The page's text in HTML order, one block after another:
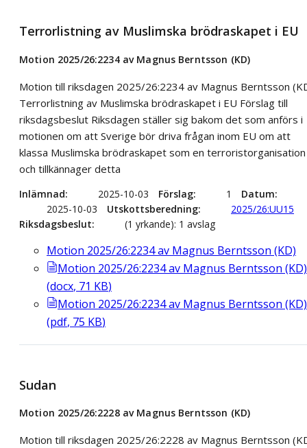
Terrorlistning av Muslimska brödraskapet i EU
Motion 2025/26:2234 av Magnus Berntsson (KD)
Motion till riksdagen 2025/26:2234 av Magnus Berntsson
Terrorlistning av Muslimska brödraskapet i EU Förslag till
riksdagsbeslut Riksdagen ställer sig bakom det som anförs i
motionen om att Sverige bör driva frågan inom EU om att
klassa Muslimska brödraskapet som en terroristorganisation
och tillkännager detta
Inlämnad 2025-10-03 Förslag 1
Datum
2025-10-03
Utskottsberedning
2025/26:UU15
Riksdagsbeslut
(1 yrkande): 1 avslag
Motion 2025/26:2234 av Magnus Berntsson (KD)
Motion 2025/26:2234 av Magnus Berntsson (KD)
(docx, 71 KB)
Motion 2025/26:2234 av Magnus Berntsson (KD)
(pdf, 75 KB)
Sudan
Motion 2025/26:2228 av Magnus Berntsson (KD)
Motion till riksdagen 2025/26:2228 av Magnus Berntsson